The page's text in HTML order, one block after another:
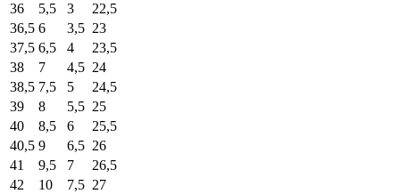
36
5,5 3
22,5
36,5 6 3,5 23
37,5 6,5 4
23,5
38
7 4,5 24
38,5 7,5 5
24,5
39
8 5,5 25
40
8,5 6
25,5
40,5 9 6,5 26
41
9,5 7
26,5
42
10 7,5 27